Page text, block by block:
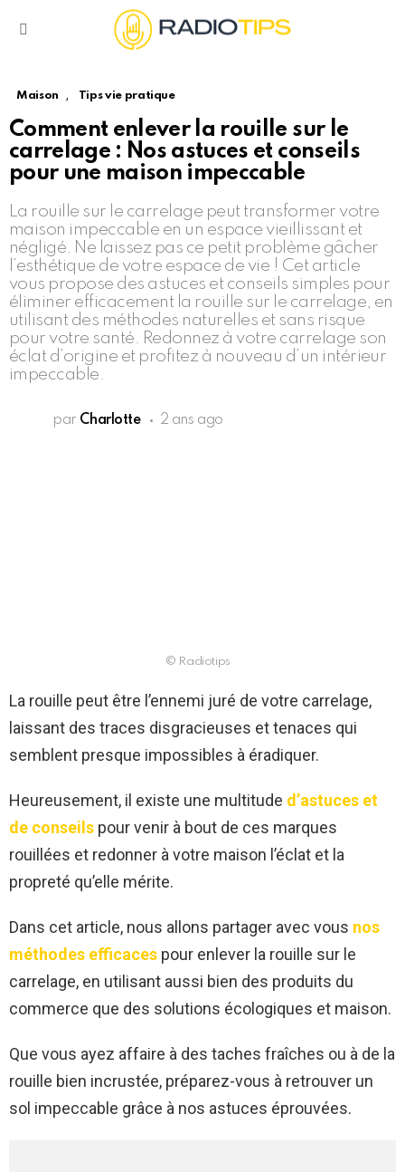
Maison , Tips vie pratique
Comment enlever la rouille sur le
carrelage : Nos astuces et conseils
pour une maison impeccable
La rouille sur le carrelage peut transformer votre
maison impeccable en un espace vieillissant et
négligé. Ne laissez pas ce petit problème gâcher
l’esthétique de votre espace de vie ! Cet article
vous propose des astuces et conseils simples pour
éliminer efficacement la rouille sur le carrelage, en
utilisant des méthodes naturelles et sans risque
pour votre santé. Redonnez à votre carrelage son
éclat d’origine et profitez à nouveau d’un intérieur
impeccable.
par Charlotte 2 ans ago
© Radiotips
La rouille peut être l’ennemi juré de votre carrelage,
laissant des traces disgracieuses et tenaces qui
semblent presque impossibles à éradiquer.
Heureusement, il existe une multitude d’astuces et
de conseils pour venir à bout de ces marques
rouillées et redonner à votre maison l’éclat et la
propreté qu’elle mérite.
Dans cet article, nous allons partager avec vous nos
méthodes efficaces pour enlever la rouille sur le
carrelage, en utilisant aussi bien des produits du
commerce que des solutions écologiques et maison.
Que vous ayez affaire à des taches fraîches ou à de la
rouille bien incrustée, préparez-vous à retrouver un
sol impeccable grâce à nos astuces éprouvées.